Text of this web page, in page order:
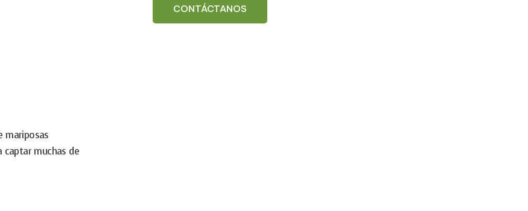
CONTÁCTANOS
mariposas
captar muchas de